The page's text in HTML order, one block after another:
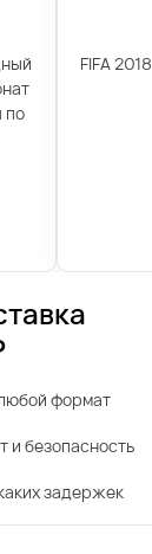
по
FIFA 2018
формат
и безопасность
задержек